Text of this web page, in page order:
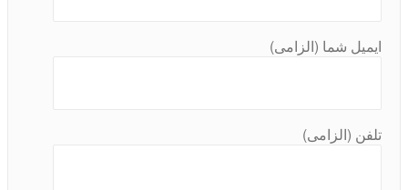
ایمیل شما (الزامی)
تلفن (الزامی)